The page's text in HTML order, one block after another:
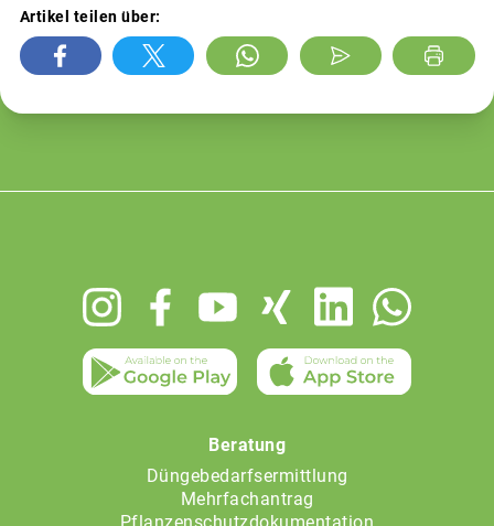
Artikel teilen über:
Beratung
Düngebedarfsermittlung
Mehrfachantrag